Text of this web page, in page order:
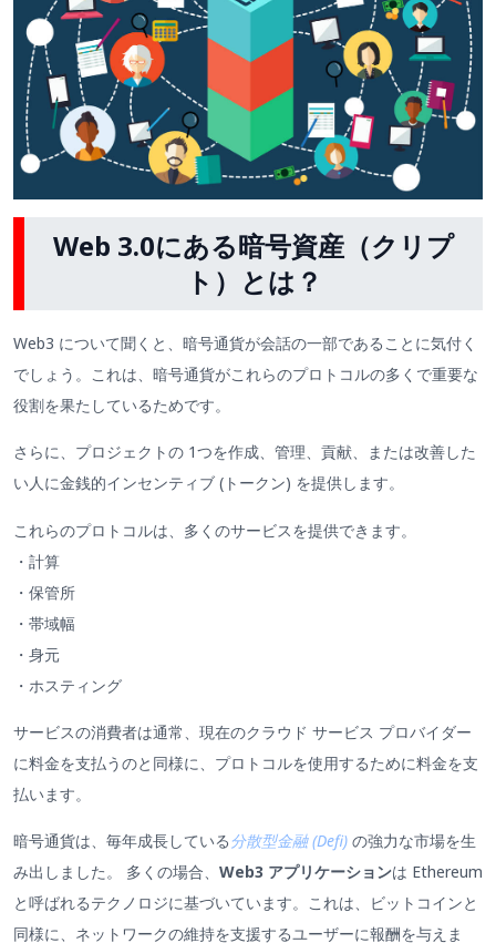
Web 3.0にある暗号資産（クリプ
ト）とは？
Web3 について聞くと、暗号通貨が会話の一部であることに気付く
でしょう。これは、暗号通貨がこれらのプロトコルの多くで重要な
役割を果たしているためです。
さらに、プロジェクトの 1つを作成、管理、貢献、または改善した
い人に金銭的インセンティブ (トークン) を提供します。
これらのプロトコルは、多くのサービスを提供できます。
・計算
・保管所
・帯域幅
・身元
・ホスティング
サービスの消費者は通常、現在のクラウド サービス プロバイダー
に料金を支払うのと同様に、プロトコルを使用するために料金を支
払います。
暗号通貨は、毎年成長している 分散型金融 (Defi) の強力な市場を生
み出しました。 多くの場合、 Web3 アプリケーションは Ethereum
と呼ばれるテクノロジに基づいています。これは、ビットコインと
同様に、ネットワークの維持を支援するユーザーに報酬を与えま